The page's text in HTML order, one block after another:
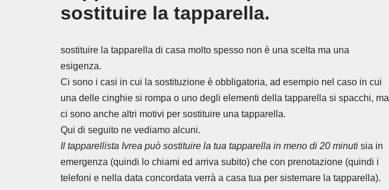
sostituire la tapparella.
sostituire la tapparella di casa molto spesso non è una scelta ma una
esigenza.
Ci sono i casi in cui la sostituzione è obbligatoria, ad esempio nel caso in cui
una delle cinghie si rompa o uno degli elementi della tapparella si spacchi, ma
ci sono anche altri motivi per sostituire una tapparella.
Qui di seguito ne vediamo alcuni.
Il tapparellista Ivrea può sostituire la tua tapparella in meno di 20 minuti sia in
emergenza (quindi lo chiami ed arriva subito) che con prenotazione (quindi i
telefoni e nella data concordata verrà a casa tua per sistemare la tapparella).